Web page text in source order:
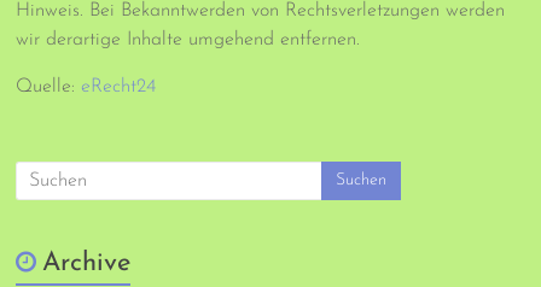
Hinweis. Bei Bekanntwerden von Rechtsverletzungen werden
wir derartige Inhalte umgehend entfernen.
Quelle: eRecht24
Archive